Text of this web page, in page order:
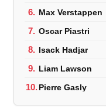
6. Max Verstappen
7. Oscar Piastri
8. Isack Hadjar
9. Liam Lawson
10.Pierre Gasly